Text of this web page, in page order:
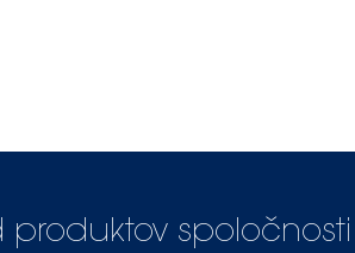
produktov spoločnosti